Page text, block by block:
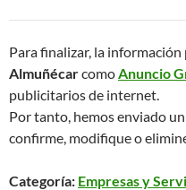
Para finalizar, la
Almuñécarcomo Anuncio
publicitarios de internet.
Por tanto, hemos enviado
confirme, modifique o
Categoría: Empresas y